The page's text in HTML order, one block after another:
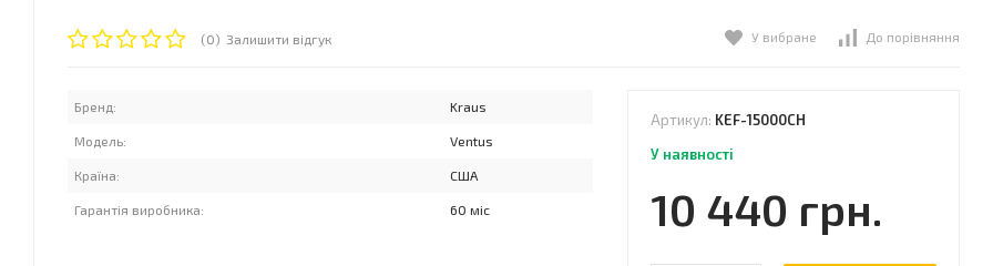
(0) Залишити відгук У вибране До порівняння
Бренд: Kraus
Модель: Ventus
Країна: США
Гарантія виробника: 60 міс
Артикул: KEF-15000CH
У наявності
10 440 грн.